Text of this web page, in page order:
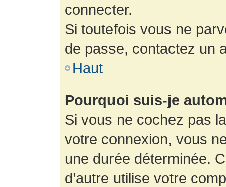
connecter.
Si toutefois vous ne
de passe, contactez un
Haut
Pourquoi suis-je
Si vous ne cochez pas
votre connexion, vous
une durée déterminée.
d’autre utilise votre